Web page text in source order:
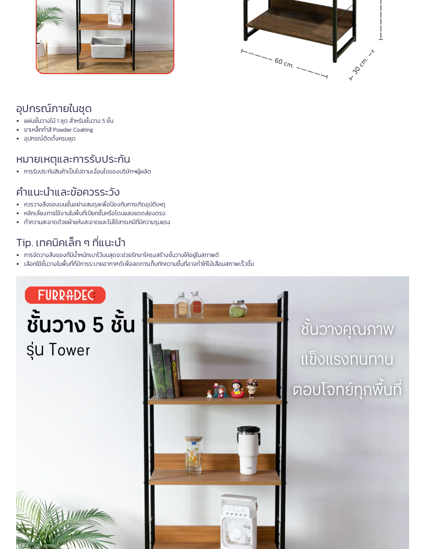
อุปกรณ์ภายในชุด
แผ่นชั้นวางไม้ 1 ชุด สำหรับชั้นวาง 5 ชั้น
ขาเหล็กทำสี Powder Coating
อุปกรณ์ติดตั้งครบชุด
หมายเหตุและการรับประกัน
การรับประกันสินค้าเป็นไปตามเงื่อนไขของบริษัทฯผู้ผลิต
คำแนะนำและข้อควรระวัง
ควรวางสิ่งของบนชั้นอย่างสมดุลเพื่อป้องกันการเกิดอุบัติเหตุ
หลีกเลี่ยงการใช้งานในพื้นที่เปียกชื้นหรือโดนแสงแดดส่องตรง
ทำความสะอาดด้วยผ้าแห้งสะอาดและไม่ใช้สารเคมีที่มีความรุนแรง
Tip. เทคนิคเล็ก ๆ ที่แนะนำ
การจัดวางสิ่งของที่มีน้ำหนักเบาไว้บนสุดจะช่วยรักษาโครงสร้างชั้นวางให้อยู่ในสภาพดี
เลือกใช้ชั้นวางในพื้นที่ที่มีการระบายอากาศดีเพื่อลดการเก็บกักความชื้นที่อาจทำให้ไม้เสื่อมสภาพเร็วขึ้น